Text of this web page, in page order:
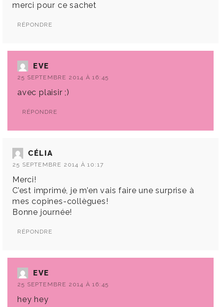
merci pour ce sachet
RÉPONDRE
EVE
25 SEPTEMBRE 2014 À 16:45
avec plaisir ;)
RÉPONDRE
CÉLIA
25 SEPTEMBRE 2014 À 10:17
Merci!
C’est imprimé, je m’en vais faire une surprise à
mes copines-collègues!
Bonne journée!
RÉPONDRE
EVE
25 SEPTEMBRE 2014 À 16:45
hey hey